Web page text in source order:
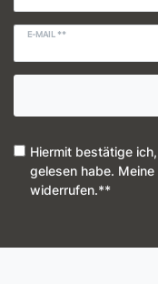
E-MAIL **
Hiermit bestätige
gelesen habe.
widerrufen.**